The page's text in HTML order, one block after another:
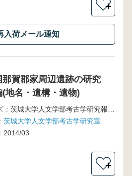
＋
入荷メール通知
那賀郡家周辺遺跡の研究
(地名・遺構・遺物)
茨城大学人文学部考古学研究室
2014/03
＋